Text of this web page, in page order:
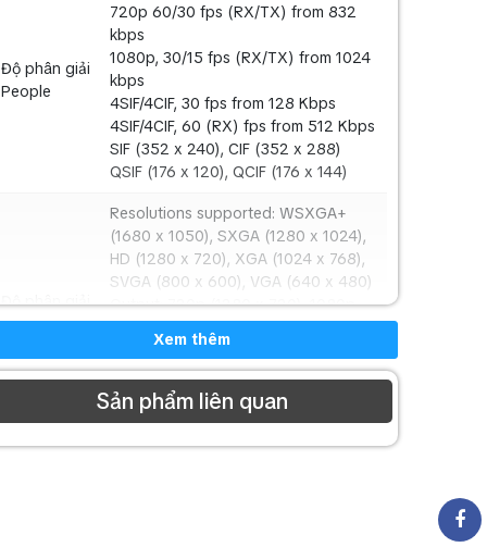
Độ phân giải
People
720p 60/30 fps (RX/TX) from 832
kbps
1080p, 30/15 fps (RX/TX) from 1024
kbps
4SIF/4CIF, 30 fps from 128 Kbps
4SIF/4CIF, 60 (RX) fps from 512 Kbps
SIF (352 x 240), CIF (352 x 288)
QSIF (176 x 120), QCIF (176 x 144)
Độ phân giải
Content
Resolutions supported: WSXGA+
(1680 x 1050), SXGA (1280 x 1024),
HD (1280 x 720), XGA (1024 x 768),
SVGA (800 x 600), VGA (640 x 480)
Output: 720p (1280 x 720), 1080p
(1920x 1080), XGA (1024 x 768),
SVGA (800 x 600)
Content Sharing: People+Content™
and People+Content IP
SMPTE 296M 1280 x 720p60
Xem thêm
Sản phẩm liên quan